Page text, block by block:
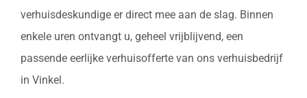
verhuisdeskundige er direct mee aan de slag. Binnen
enkele uren ontvangt u, geheel vrijblijvend, een
passende eerlijke verhuisofferte van ons verhuisbedrijf
in Vinkel.